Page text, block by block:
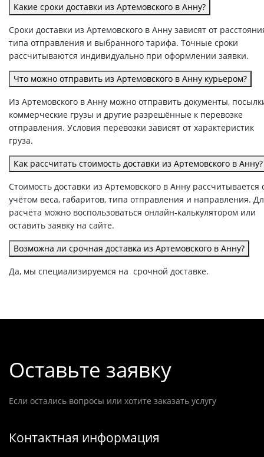
Какие сроки доставки из Артемовского в Анну?
Сроки доставки из Артемовского в Анну зависят от
типа отправления и выбранного тарифа. Точные сроки
рассчитываются индивидуально при оформлении заявки.
Что можно отправить из Артемовского в Анну курьером?
Из Артемовского в Анну можно отправить документы,
коммерческие грузы и другие разрешённые к перевозке
отправления. Условия перевозки зависят от характеристик
груза.
Как рассчитать стоимость доставки из Артемовского в Анну?
Стоимость доставки из Артемовского в Анну рассчитывается
учётом веса, габаритов, типа отправления и направления.
расчёта можно воспользоваться онлайн-калькулятором или
оставить заявку на сайте.
Возможна ли срочная доставка из Артемовского в Анну?
Да, мы специализируемся на срочной доставке.
Оставьте заявку
Если остались вопросы или хотите заказать услугу
Контактная информация